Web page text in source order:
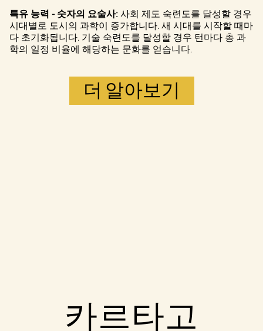
특유 능력 - 숫자의 요술사:사회 제도 숙련도를 달성할 경우
시대별로 도시의 과학이 증가합니다. 새 시대를 시작할 때마
다 초기화됩니다. 기술 숙련도를 달성할 경우 턴마다 총 과
학의 일정 비율에 해당하는 문화를 얻습니다.
더 알아보기
Accept
& Play카르타고